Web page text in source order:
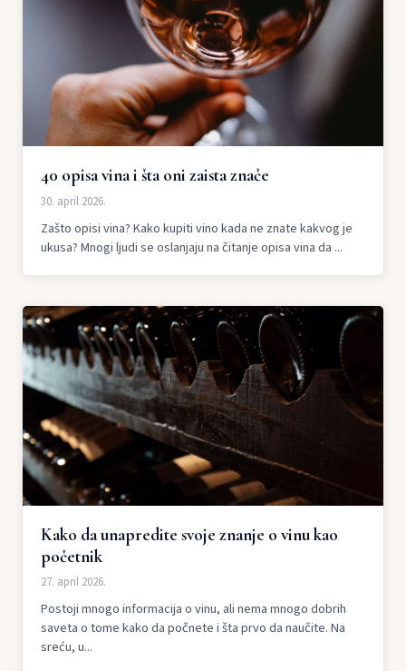
40 opisa vina i šta oni zaista znače
30. april 2026.
Zašto opisi vina? Kako kupiti vino kada ne znate kakvog je
ukusa? Mnogi ljudi se oslanjaju na čitanje opisa vina da ...
Kako da unapredite svoje znanje o vinu kao
početnik
27. april 2026.
Postoji mnogo informacija o vinu, ali nema mnogo dobrih
saveta o tome kako da počnete i šta prvo da naučite. Na
sreću, u...